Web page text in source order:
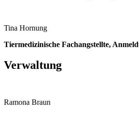
Tina Hornung
Tiermedizinische Fachangstellte,
Verwaltung
Ramona Braun